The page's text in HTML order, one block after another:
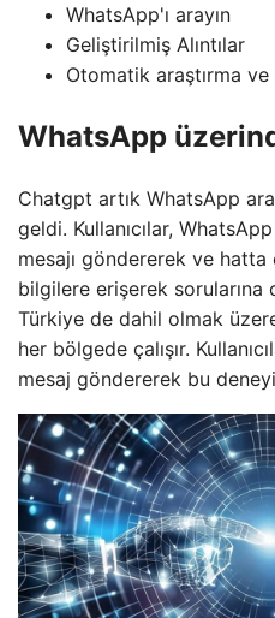
WhatsApp'ı arayın
Geliştirilmiş Alıntılar
Otomatik araştırma
WhatsApp
Chatgpt artık WhatsApp
geldi. Kullanıcılar,
mesajı göndererek ve hatta
bilgilere erişerek sorularına
Türkiye de dahil olmak
her bölgede çalışır.
mesaj göndererek bu